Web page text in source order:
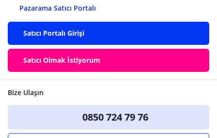
Pazarama Satıcı Portalı
Satıcı Portalı Girişi
Satıcı Olmak İstiyorum
Bize Ulaşın
0850 724 79 76